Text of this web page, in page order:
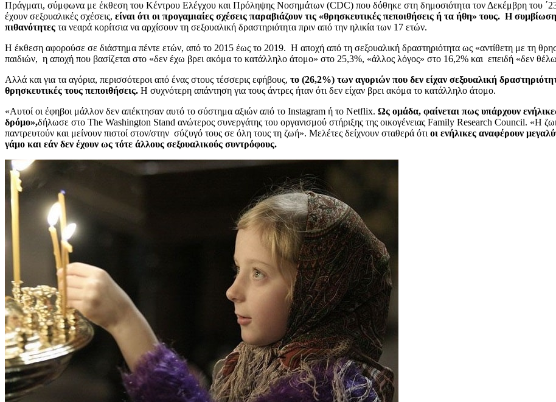
Πράγματι, σύμφωνα με έκθεση του Κέντρου Ελέγχου και Πρόληψης Νοσημάτων (CDC) που δόθηκε στη δημοσιότητα τον Δεκέμβρη του
έχουν σεξουαλικές σχέσεις, είναι ότι οι προγαμιαίες σχέσεις παραβιάζουν τις «θρησκευτικές πεποιθήσεις ή τα ήθη» τους. Η
πιθανότητες τα νεαρά κορίτσια να αρχίσουν τη σεξουαλική δραστηριότητα πριν από την ηλικία των 17 ετών.
Η έκθεση αφορούσε σε διάστημα πέντε ετών, από το 2015 έως το 2019. Η αποχή από τη σεξουαλική δραστηριότητα ως «αντίθετη με τη
παιδιών, η αποχή που βασίζεται στο «δεν έχω βρει ακόμα το κατάλληλο άτομο» στο 25,3%, «άλλος λόγος» στο 16,2% και επειδή «δεν
Αλλά και για τα αγόρια, περισσότεροι από ένας στους τέσσερις εφήβους, το (26,2%) των αγοριών που δεν είχαν σεξουαλική
θρησκευτικές τους πεποιθήσεις. Η συχνότερη απάντηση για τους άντρες ήταν ότι δεν είχαν βρει ακόμα το κατάλληλο άτομο.
«Αυτοί οι έφηβοι μάλλον δεν απέκτησαν αυτό το σύστημα αξιών από το Instagram ή το Netflix. Ως ομάδα, φαίνεται πως υπάρχουν
δρόμο»,δήλωσε στο The Washington Stand ανώτερος συνεργάτης του οργανισμού στήριξης της οικογένειας Family Research Council. «Η
παντρευτούν και μείνουν πιστοί στον/στην σύζυγό τους σε όλη τους τη ζωή». Μελέτες δείχνουν σταθερά ότιοι ενήλικες αναφέρουν
γάμο και εάν δεν έχουν ως τότε άλλους σεξουαλικούς συντρόφους.